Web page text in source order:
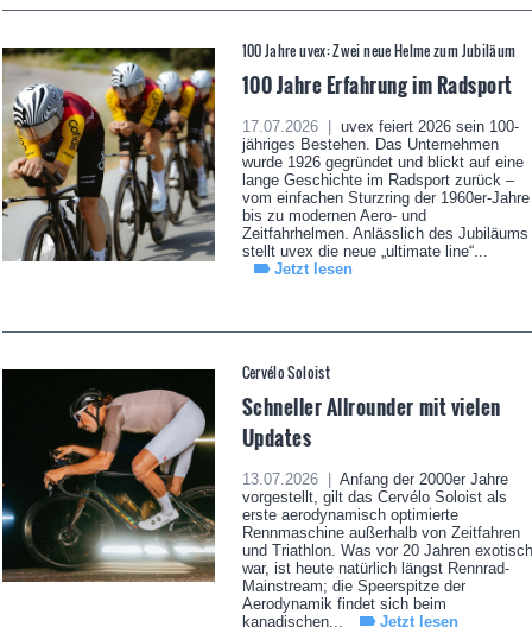
100 Jahre uvex: Zwei neue Helme zum Jubiläum
100 Jahre Erfahrung im Radsport
17.07.2026 |
uvex feiert 2026 sein 100-
jähriges Bestehen. Das Unternehmen
wurde 1926 gegründet und blickt auf eine
lange Geschichte im Radsport zurück –
vom einfachen Sturzring der 1960er-Jahre
bis zu modernen Aero- und
Zeitfahrhelmen. Anlässlich des Jubiläums
stellt uvex die neue „ultimate line“...
Jetzt lesen
Cervélo Soloist
Schneller Allrounder mit vielen
Updates
13.07.2026 |
Anfang der 2000er Jahre
vorgestellt, gilt das Cervélo Soloist als
erste aerodynamisch optimierte
Rennmaschine außerhalb von Zeitfahren
und Triathlon. Was vor 20 Jahren exotisch
war, ist heute natürlich längst Rennrad-
Mainstream; die Speerspitze der
Aerodynamik findet sich beim
kanadischen...
Jetzt lesen